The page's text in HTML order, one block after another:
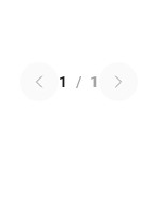
1 / 1